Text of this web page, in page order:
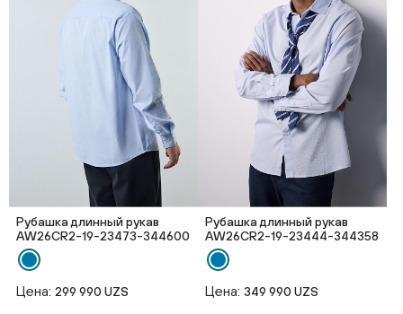
Рубашка длинный рукав
AW26CR2-19-23473-344600
Цена: 299 990 UZS
Рубашка длинный рукав
AW26CR2-19-23444-344358
Цена: 349 990 UZS